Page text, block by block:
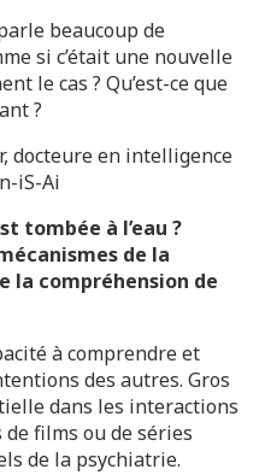
beaucoup de
si c’était une nouvelle
le cas ? Qu’est-ce que
?
docteure en intelligence
iS-Ai
tombée à l’eau ?
de la
la compréhension de
à comprendre et
des autres. Gros
dans les interactions
films ou de séries
de la psychiatrie.